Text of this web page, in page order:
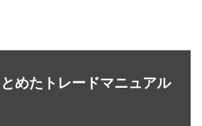
めたトレードマニュアル